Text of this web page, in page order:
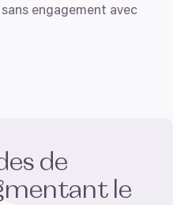
engagement avec
de
le